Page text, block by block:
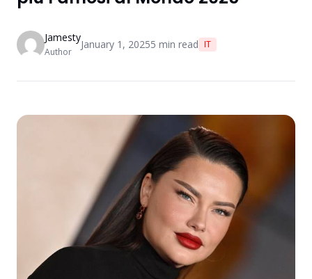
Jamesty
Author
January 1, 20255 min read IT